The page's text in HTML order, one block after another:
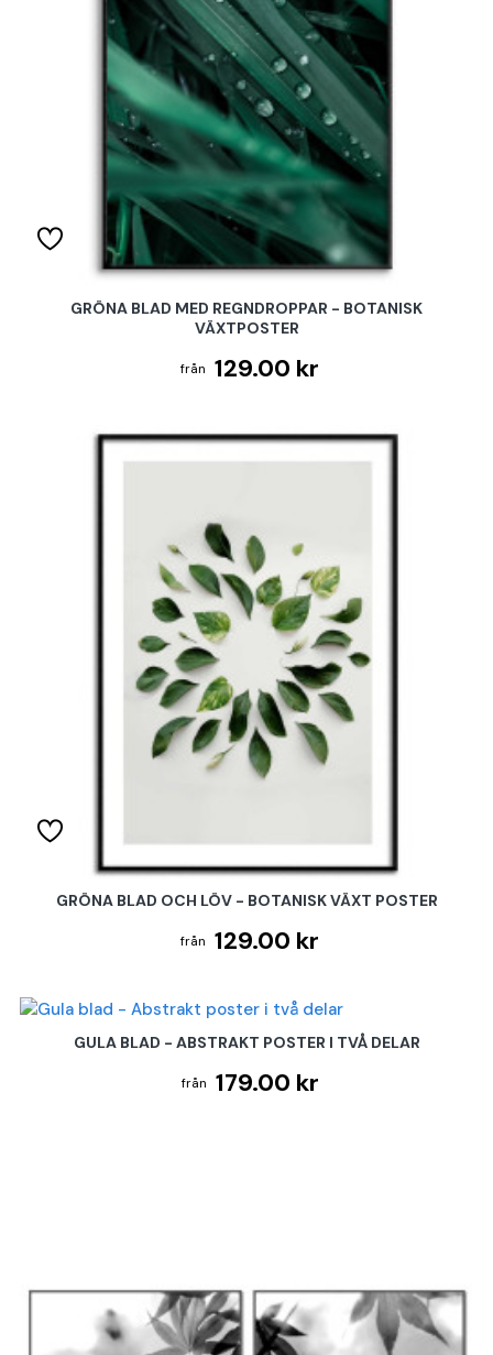
GRÖNA BLAD MED REGNDROPPAR - BOTANISK
VÄXTPOSTER
129.00 kr
GRÖNA BLAD OCH LÖV - BOTANISK VÄXT POSTER
129.00 kr
GULA BLAD - ABSTRAKT POSTER I TVÅ DELAR
179.00 kr